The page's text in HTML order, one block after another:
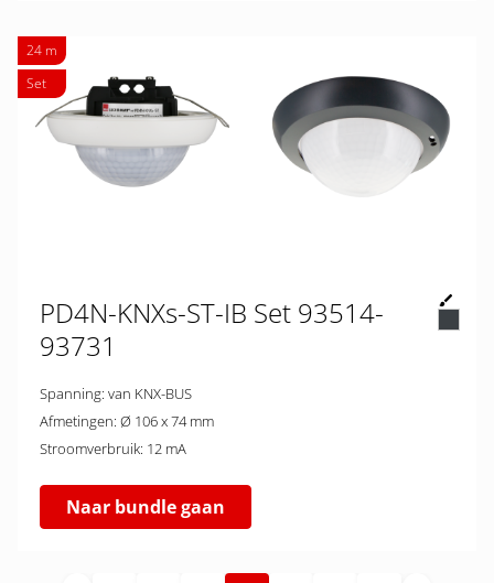
24 m
Set
PD4N-KNXs-ST-IB Set 93514-
93731
Spanning: van KNX-BUS
Afmetingen: Ø 106 x 74 mm
Stroomverbruik: 12 mA
Naar bundle gaan